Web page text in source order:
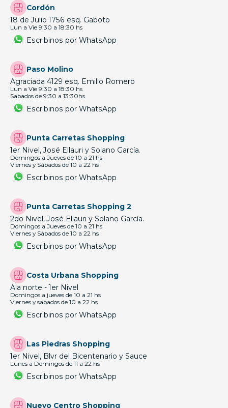
Cordón
18 de Julio 1756 esq. Gaboto
Lun a Vie 9:30 a 18:30 hs
Escribinos por WhatsApp
Paso Molino
Agraciada 4129 esq. Emilio Romero
Lun a Vie 9:30 a 18:30 hs
Sabados de 9:30 a 13:30hs
Escribinos por WhatsApp
Punta Carretas Shopping
1er Nivel, José Ellauri y Solano García.
Domingos a Jueves de 10 a 21 hs
Viernes y Sábados de 10 a 22 hs
Escribinos por WhatsApp
Punta Carretas Shopping 2
2do Nivel, José Ellauri y Solano García.
Domingos a Jueves de 10 a 21 hs
Viernes y Sábados de 10 a 22 hs
Escribinos por WhatsApp
Costa Urbana Shopping
Ala norte - 1er Nivel
Domingos a jueves de 10 a 21 hs
Viernes y sabados de 10 a 22 hs
Escribinos por WhatsApp
Las Piedras Shopping
1er Nivel, Blvr del Bicentenario y Sauce
Lunes a Domingos de 11 a 22 hs
Escribinos por WhatsApp
Nuevo Centro Shopping